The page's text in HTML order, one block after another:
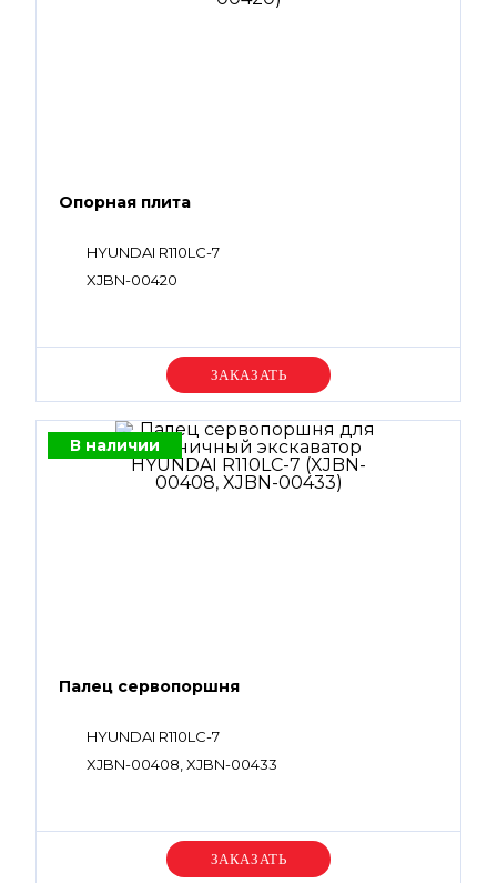
Опорная плита
HYUNDAI R110LC-7
XJBN-00420
Уточняйте цену
В наличии
Палец сервопоршня
HYUNDAI R110LC-7
XJBN-00408, XJBN-00433
Уточняйте цену